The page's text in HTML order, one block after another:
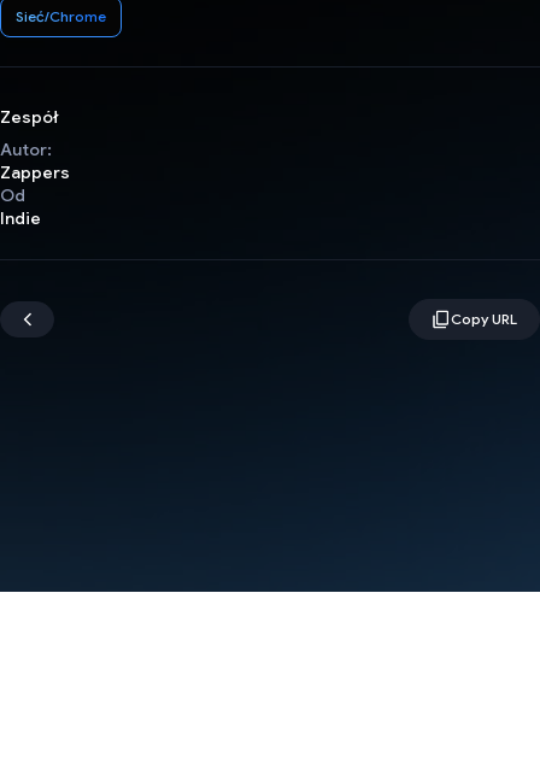
Sieć/Chrome
Zespół
Autor:
Zappers
Od
Indie